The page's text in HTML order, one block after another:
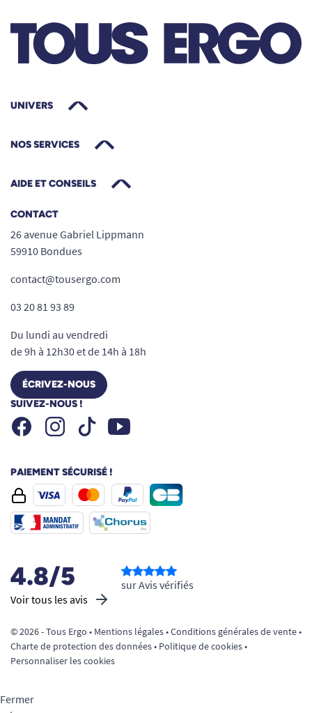
UNIVERS
NOS SERVICES
AIDE ET CONSEILS
CONTACT
26 avenue Gabriel Lippmann
59910 Bondues
contact@tousergo.com
03 20 81 93 89
Du lundi au vendredi
de 9h à 12h30 et de 14h à 18h
ÉCRIVEZ-NOUS
SUIVEZ-NOUS !
FacebookInstagramTiktok Youtube
PAIEMENT SÉCURISÉ !
4.8/5
Voir tous les avis
sur Avis vérifiés
© 2026 - Tous Ergo • Mentions légales•Conditions générales de vente•
Charte de protection des données• Politique de cookies•
Personnaliser les cookies
Fermer